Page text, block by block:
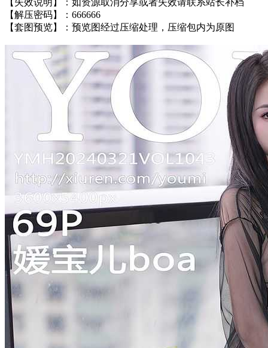
【解压密码】：666666
【套图预览】：预览图经过压缩处理，压缩包内为原图